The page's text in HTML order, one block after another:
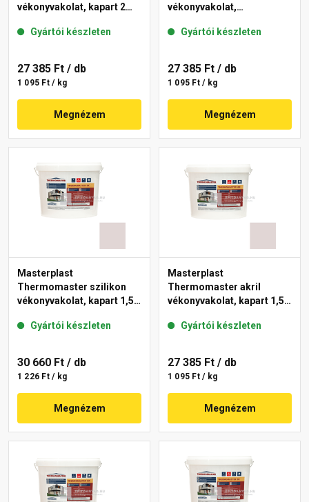
vékonyvakolat, kapart 2
Gyártói készleten
27 385 Ft / db
1 095 Ft / kg
Megnézem
vékonyvakolat,
49-F 25 kg
Gyártói készleten
27 385 Ft / db
1 095 Ft / kg
Megnézem
Masterplast
Thermomaster szilikon
vékonyvakolat, kapart 1,5
Gyártói készleten
30 660 Ft / db
1 226 Ft / kg
Megnézem
Masterplast
Thermomaster akril
vékonyvakolat, kapart 1,5
Gyártói készleten
27 385 Ft / db
1 095 Ft / kg
Megnézem